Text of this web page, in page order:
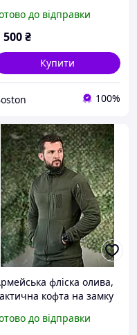
для зсу _M2_zx8c
до відправки
500₴
Купити
100%
фліска олива,
кофта на замку
хакі S slyvk
до відправки